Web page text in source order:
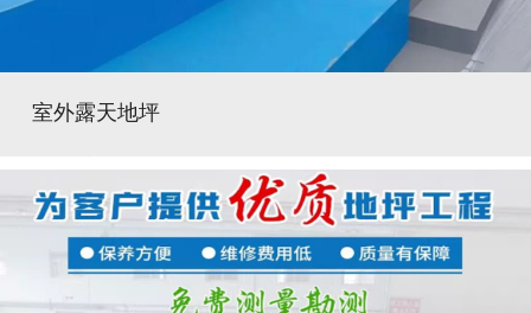
室外露天地坪